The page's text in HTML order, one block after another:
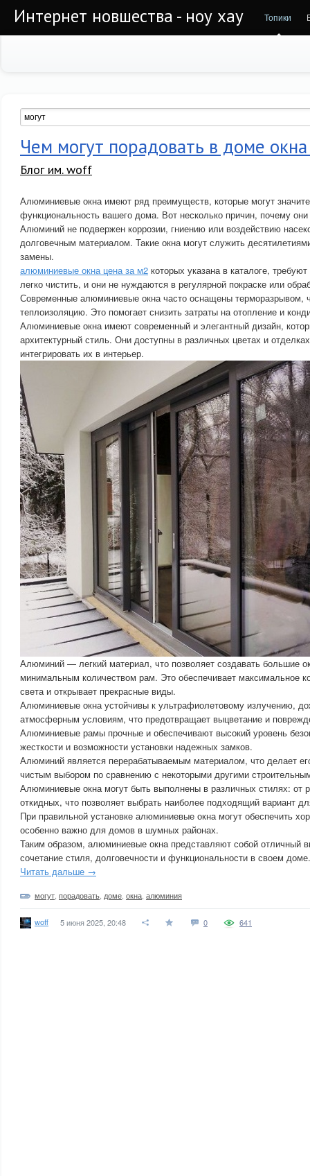
Интернет новшества - ноу хау Топики
Чем могут порадовать в доме
Блог им. woff
Алюминиевые окна имеют ряд преимуществ, которые могут
функциональность вашего дома. Вот несколько причин, почему
Алюминий не подвержен коррозии, гниению или воздействию
долговечным материалом. Такие окна могут служить
замены.
алюминиевые окна цена за м2 которых указана в каталоге,
легко чистить, и они не нуждаются в регулярной покраске или
Современные алюминиевые окна часто оснащены терморазрывом,
теплоизоляцию. Это помогает снизить затраты на отопление и
Алюминиевые окна имеют современный и элегантный дизайн,
архитектурный стиль. Они доступны в различных цветах и
интегрировать их в интерьер.
Алюминий — легкий материал, что позволяет создавать большие
минимальным количеством рам. Это обеспечивает максимальное
света и открывает прекрасные виды.
Алюминиевые окна устойчивы к ультрафиолетовому излучению,
атмосферным условиям, что предотвращает выцветание и
Алюминиевые рамы прочные и обеспечивают высокий уровень
жесткости и возможности установки надежных замков.
Алюминий является перерабатываемым материалом, что делает
чистым выбором по сравнению с некоторыми другими
Алюминиевые окна могут быть выполнены в различных стилях: от
откидных, что позволяет выбрать наиболее подходящий вариант
При правильной установке алюминиевые окна могут обеспечить
особенно важно для домов в шумных районах.
Таким образом, алюминиевые окна представляют собой отличный
сочетание стиля, долговечности и функциональности в своем доме.
Читать дальше →
могут порадовать доме окна алюминия
woff 5 июня 2025, 20:48 0 641